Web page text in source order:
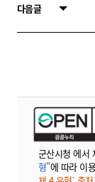
다음글
군산시청 에서
형"에 따라 이